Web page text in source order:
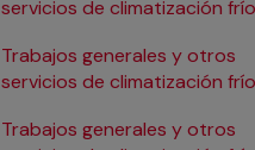
servicios de climatización frío
Trabajos generales y otros
servicios de climatización frío
Trabajos generales y otros